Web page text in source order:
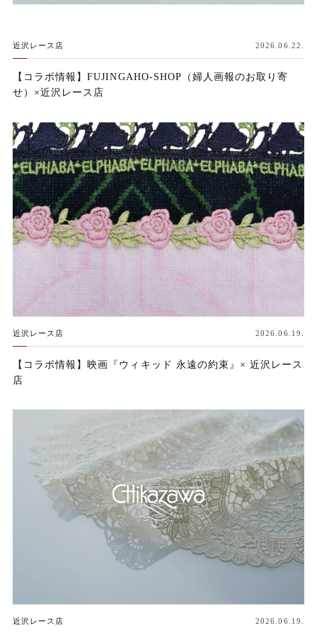
近沢レース店 2026.06.22.
【コラボ情報】FUJINGAHO-SHOP（婦人画報のお取り寄
せ）×近沢レース店
近沢レース店 2026.06.19.
【コラボ情報】映画『ウィキッド 永遠の約束』× 近沢レース
店
近沢レース店 2026.06.19.